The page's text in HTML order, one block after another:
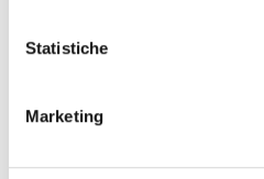
Statistiche
Marketing